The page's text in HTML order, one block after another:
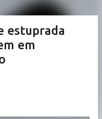
estuprada
em